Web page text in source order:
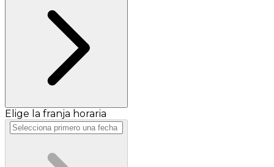
Elige la franja horaria